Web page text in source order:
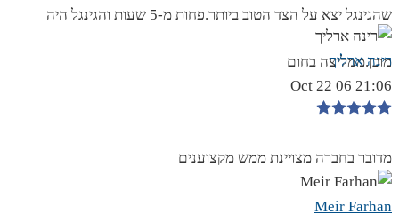
שהגינגל יצא על הצד הטוב ביותר.פחות מ-5 שעות והגינגל היה
מוכן.ממליצה בחום
רינה ארליך
21:06 06 Oct 22
מדובר בחברה מצויינת ממש מקצוענים
Meir Farhan